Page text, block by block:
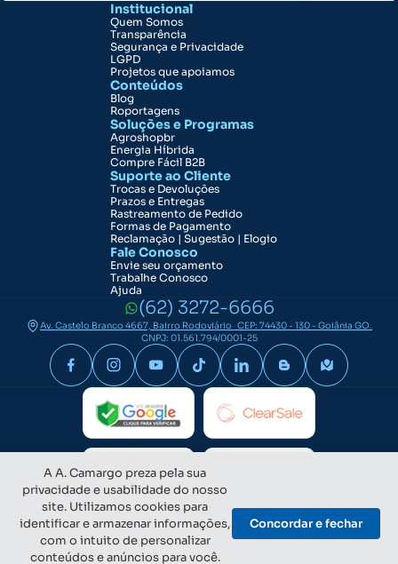
Institucional
Quem Somos
Transparência
Segurança e Privacidade
LGPD
Projetos que apoiamos
Conteúdos
Blog
Roportagens
Soluções e Programas
Agroshopbr
Energia Híbrida
Compre Fácil B2B
Suporte ao Cliente
Trocas e Devoluções
Prazos e Entregas
Rastreamento de Pedido
Formas de Pagamento
Reclamação | Sugestão | Elogio
Fale Conosco
Envie seu orçamento
Trabalhe Conosco
Ajuda
(62) 3272-6666
Av. Castelo Branco 4667, Bairro Rodoviário CEP: 74430 - 130 - Goiânia GO.
CNPJ: 01.561.794/0001-25
A A. Camargo preza pela sua
privacidade e usabilidade do nosso
site. Utilizamos cookies para
identificar e armazenar informações,
com o intuito de personalizar
conteúdos e anúncios para você.
Concordar e fechar